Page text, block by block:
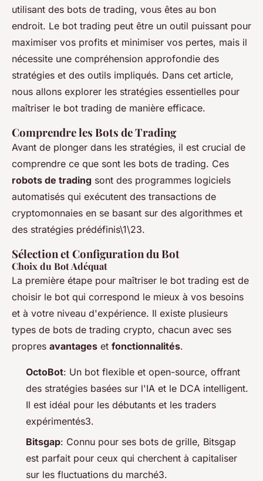
utilisant des bots de trading, vous êtes au bon
endroit. Le bot trading peut être un outil puissant pour
maximiser vos profits et minimiser vos pertes, mais il
nécessite une compréhension approfondie des
stratégies et des outils impliqués. Dans cet article,
nous allons explorer les stratégies essentielles pour
maîtriser le bot trading de manière efficace.
Comprendre les Bots de Trading
Avant de plonger dans les stratégies, il est crucial de
comprendre ce que sont les bots de trading. Ces
robots de trading sont des programmes logiciels
automatisés qui exécutent des transactions de
cryptomonnaies en se basant sur des algorithmes et
des stratégies prédéfinis\1\23.
Sélection et Configuration du Bot
Choix du Bot Adéquat
La première étape pour maîtriser le bot trading est de
choisir le bot qui correspond le mieux à vos besoins
et à votre niveau d'expérience. Il existe plusieurs
types de bots de trading crypto, chacun avec ses
propres avantages et fonctionnalités.
OctoBot: Un bot flexible et open-source, offrant
des stratégies basées sur l'IA et le DCA intelligent.
Il est idéal pour les débutants et les traders
expérimentés3.
Bitsgap: Connu pour ses bots de grille, Bitsgap
est parfait pour ceux qui cherchent à capitaliser
sur les fluctuations du marché3.